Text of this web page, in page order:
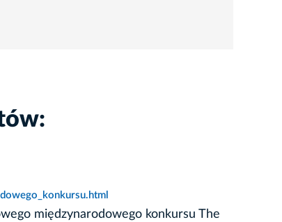
międzynarodowego konkursu The